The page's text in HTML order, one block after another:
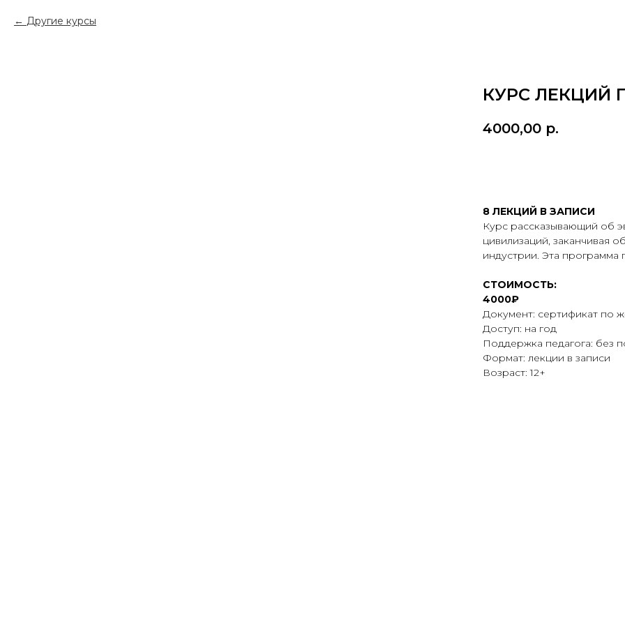
Другие курсы
КУРС ЛЕКЦИЙ
4000,00 р.
8 ЛЕКЦИЙ В ЗАПИСИ
Курс рассказывающий об
цивилизаций, заканчивая
индустрии. Эта программа
СТОИМОСТЬ:
4000₽
Документ: сертификат по
Доступ: на год
Поддержка педагога: без
Формат: лекции в записи
Возраст: 12+